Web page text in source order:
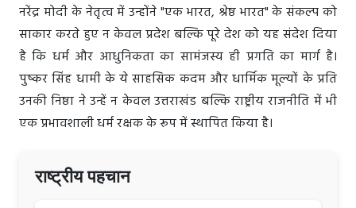
नरेंद्र मोदी के नेतृत्व में उन्होंने "एक भारत, श्रेष्ठ भारत" के संकल्प को
साकार करते हुए न केवल प्रदेश बल्कि पूरे देश को यह संदेश दिया
है कि धर्म और आधुनिकता का सामंजस्य ही प्रगति का मार्ग है।
पुष्कर सिंह धामी के ये साहसिक कदम और धार्मिक मूल्यों के प्रति
उनकी निष्ठा ने उन्हें न केवल उत्तराखंड बल्कि राष्ट्रीय राजनीति में भी
एक प्रभावशाली धर्म रक्षक के रूप में स्थापित किया है।
राष्ट्रीय पहचान